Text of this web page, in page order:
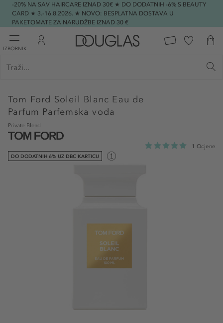
-20% NA SAV HAIRCARE IZNAD 30€ ★ DO DODATNIH -6% S BEAUTY
CARD ★ 3.-16.8.2026. ★ NOVO: BESPLATNA DOSTAVA U
PAKETOMATE ZA NARUDŽBE IZNAD 30 €
IZBORNIK
Tom Ford Soleil Blanc Eau de
Parfum Parfemska voda
Private Blend
1 Ocjene
DO DODATNIH 6% UZ DBC KARTICU